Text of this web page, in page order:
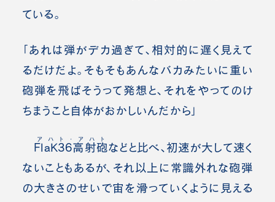
ている。
「あれは弾がデカ過ぎて、相対的に遅く見えて
るだけだよ。そもそもあんなバカみたいに重い
砲弾を飛ばそうって発想と、それをやってのけ
ちまうこと自体がおかしいんだから」
FlaK36高射砲
アハト・アハト
などと比べ、初速が大して速く
ないこともあるが、それ以上に常識外れな砲弾
の大きさのせいで宙を滑っていくように見える